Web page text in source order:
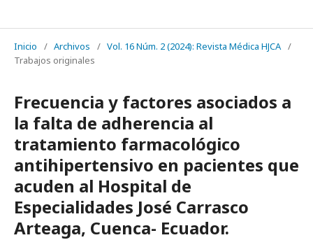
Inicio / Archivos / Vol. 16 Núm. 2 (2024): Revista Médica HJCA /
Trabajos originales
Frecuencia y factores asociados a
la falta de adherencia al
tratamiento farmacológico
antihipertensivo en pacientes que
acuden al Hospital de
Especialidades José Carrasco
Arteaga, Cuenca- Ecuador.